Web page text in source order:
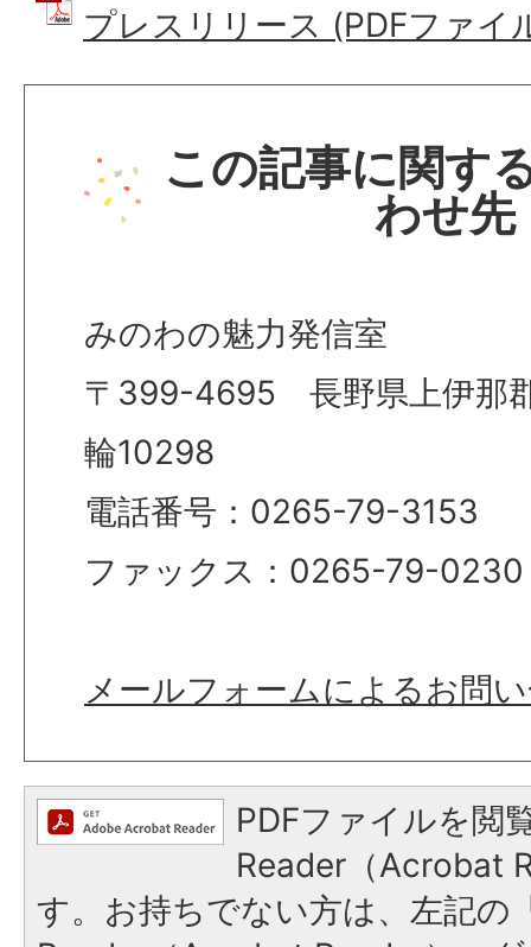
プレスリリース (PDFファイ
この記事に関す
わせ先
みのわの魅力発信室
〒399-4695 長野県上伊那
輪10298
電話番号：0265-79-3153
ファックス：0265-79-0230
メールフォームによるお問
PDFファイルを閲
Reader（Acrobat
す。お持ちでない方は、左記の